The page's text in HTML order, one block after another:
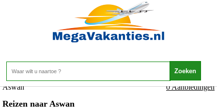
Home>
Aswan 0 Aanbiedingen
Reizen naar Aswan